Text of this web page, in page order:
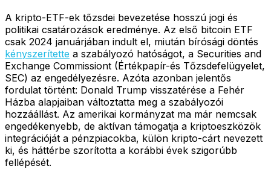
A kripto-ETF-ek tőzsdei bevezetése hosszú jogi és
politikai csatározások eredménye. Az első bitcoin ETF
csak 2024 januárjában indult el, miután bírósági döntés
kényszerítette a szabályozó hatóságot, a Securities and
Exchange Commissiont (Értékpapír-és Tőzsdefelügyelet,
SEC) az engedélyezésre. Azóta azonban jelentős
fordulat történt: Donald Trump visszatérése a Fehér
Házba alapjaiban változtatta meg a szabályozói
hozzáállást. Az amerikai kormányzat ma már nemcsak
engedékenyebb, de aktívan támogatja a kriptoeszközök
integrációját a pénzpiacokba, külön kripto-cárt nevezett
ki, és háttérbe szorította a korábbi évek szigorúbb
fellépését.